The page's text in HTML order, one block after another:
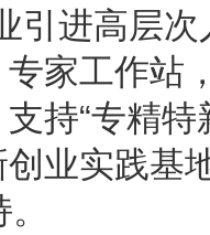
进高层次
家工作站
持“专精
业实践基